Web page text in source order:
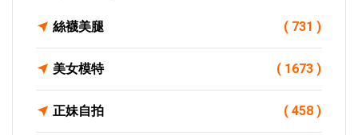
絲襪美腿 ( 731 )
美女模特 ( 1673 )
正妹自拍 ( 458 )